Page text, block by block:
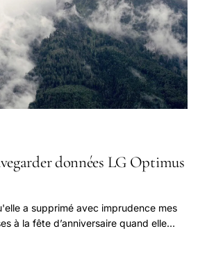
données LG Optimus
a supprimé avec imprudence mes
à la fête d’anniversaire quand elle